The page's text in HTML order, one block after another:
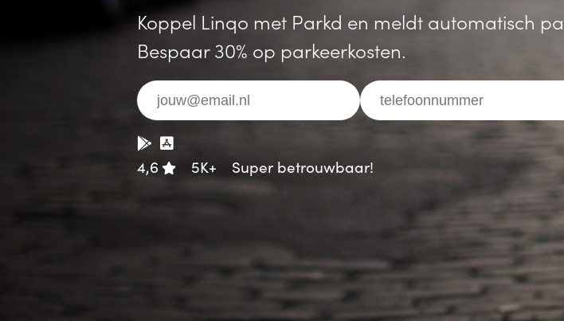
Koppel Linqo met Parkd en meldt automatisch
Bespaar 30% op parkeerkosten.
4,6 5K+ Super betrouwbaar!